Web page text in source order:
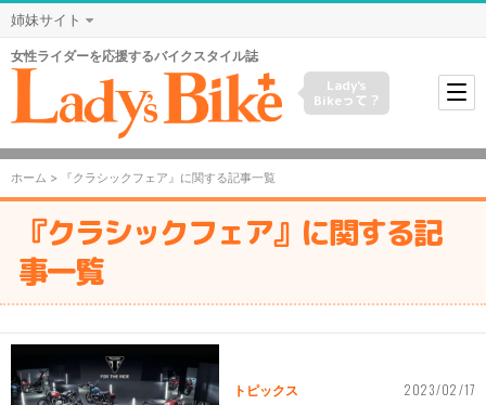
姉妹サイト
女性ライダーを応援するバイクスタイル誌
Lady's
Bikeって？
ホーム > 『クラシックフェア』に関する記事一覧
『クラシックフェア』に関する記
事一覧
トピックス 2023/02/17